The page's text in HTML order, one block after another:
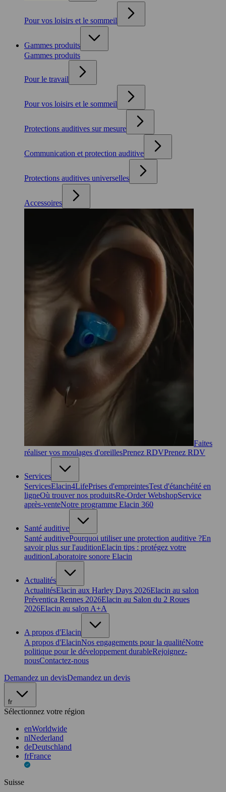
Pour vos loisirs et le sommeil
Gammes produits
Gammes produits
Pour le travail
Pour vos loisirs et le sommeil
Protections auditives sur mesure
Communication et protection auditive
Protections auditives universelles
Accessoires
Faites
réaliser vos moulages d'oreillesPrenez RDVPrenez RDV
Services
ServicesElacin4LifePrises d'empreintesTest d'étanchéité en
ligneOù trouver nos produitsRe-Order WebshopService
après-venteNotre programme Elacin 360
Santé auditive
Santé auditivePourquoi utiliser une protection auditive ?En
savoir plus sur l'auditionElacin tips : protégez votre
auditionLaboratoire sonore Elacin
Actualités
ActualitésElacin aux Harley Days 2026Elacin au salon
Préventica Rennes 2026Elacin au Salon du 2 Roues
2026Elacin au salon A+A
A propos d'Elacin
A propos d'ElacinNos engagements pour la qualitéNotre
politique pour le développement durableRejoignez-
nousContactez-nous
Demandez un devisDemandez un devis
fr
Sélectionnez votre région
enWorldwide
nlNederland
deDeutschland
frFrance
Suisse